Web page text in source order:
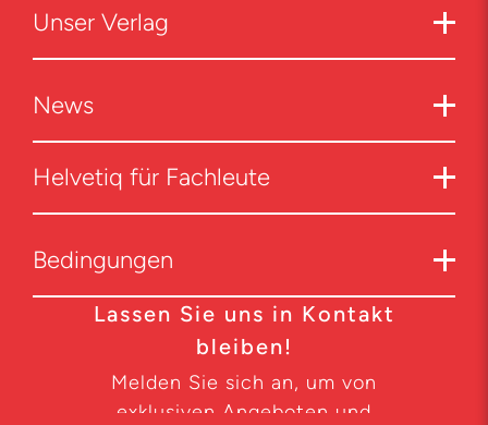
Unser Verlag
News
Helvetiq für Fachleute
Bedingungen
Lassen Sie uns in Kontakt
bleiben!
Melden Sie sich an, um von
exklusiven Angeboten und